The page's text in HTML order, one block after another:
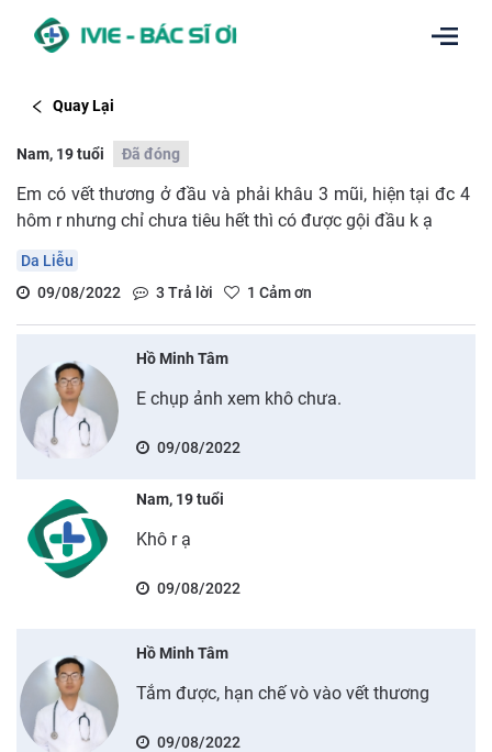
Quay Lại
Nam, 19 tuổi Đã đóng
Em có vết thương ở đầu và phải khâu 3 mũi, hiện tại đc 4
hôm r nhưng chỉ chưa tiêu hết thì có được gội đầu k ạ
Da Liễu
09/08/2022
3 Trả lời 1 Cảm ơn
Hồ Minh Tâm
E chụp ảnh xem khô chưa.
09/08/2022
Nam, 19 tuổi
Khô r ạ
09/08/2022
Hồ Minh Tâm
Tắm được, hạn chế vò vào vết thương
09/08/2022